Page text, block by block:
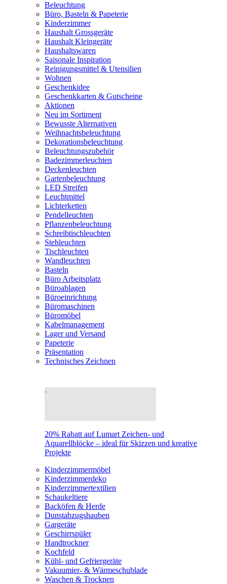
Beleuchtung
Büro, Basteln & Papeterie
Kinderzimmer
Haushalt Grossgeräte
Haushalt Kleingeräte
Haushaltswaren
Saisonale Inspiration
Reinigungsmittel & Utensilien
Wohnen
Geschenkidee
Geschenkkarten & Gutscheine
Aktionen
Neu im Sortiment
Bewusste Alternativen
Weihnachtsbeleuchtung
Dekorationsbeleuchtung
Beleuchtungszubehör
Badezimmerleuchten
Deckenleuchten
Gartenbeleuchtung
LED Streifen
Leuchtmittel
Lichterketten
Pendelleuchten
Pflanzenbeleuchtung
Schreibtischleuchten
Stehleuchten
Tischleuchten
Wandleuchten
Basteln
Büro Arbeitsplatz
Büroablagen
Büroeinrichtung
Büromaschinen
Büromöbel
Kabelmanagement
Lager und Versand
Papeterie
Präsentation
Technisches Zeichnen
20% Rabatt auf Lumart Zeichen- und
Aquarellblöcke – ideal für Skizzen und kreative
Projekte
Kinderzimmermöbel
Kinderzimmerdeko
Kinderzimmertextilien
Schaukeltiere
Backöfen & Herde
Dunstabzugshauben
Gargeräte
Geschirrspüler
Handtrockner
Kochfeld
Kühl- und Gefriergeräte
Vakuumier- & Wärmeschublade
Waschen & Trocknen